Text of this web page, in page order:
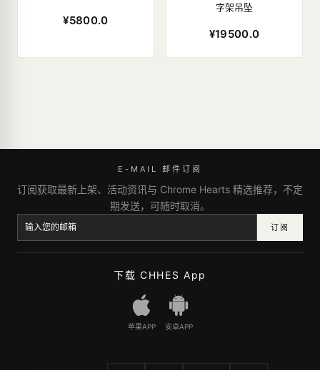
¥5800.0
字架吊坠
¥19500.0
E-MAIL 邮件订阅
订阅获取最新上架、活动资讯与 Chrome Hearts 精选推荐，不定
期发送，可随时取消。
订阅
下载 CHHES App
苹果APP 安卓APP